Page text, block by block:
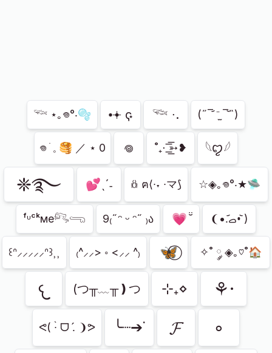
498
𓆝 ⋆｡𖦹°‧🫧 ⦁𖥔 ҁ ˖ 𓆝 ∙. (˶‾᷄ ⁻̫ ‾᷅˵)
𖦹 ׂ 𓈒 🥞 ／ ⋆ 0 ‎𖦹 ˚₊⋅ ͟͟͞͞➳❥ 𓆩ꨄ︎𓆪
❈࿐ 💕ˎˊ˗ 𖢥 ฅ⟨∙˕ ∙マ⟆ ☆◈｡𖦹°‧★🛸
ᶠᶸᶜᵏме𓀐𓂸 9₍˶ᵔ ᵕ ᵔ˶ ₎ა 💗 ̆̈ ❨•.᷄ࡇ•᷅ )
꒰ᐢ⸝⸝⸝⸝⸝ᐢ꒱⸒⸒ ₍^⸝⸝> ◦ <⸝⸝ ^₎ 🦋⃝ ✧˚ ༘ ◈｡♡˚🏠︎
𐔌 (つ╥﹏╥❫つ ⊹₊⋄ ⚘·
ᕙ( ∙̀ ᗜ .́ ❩ᕗ ╰┈➔˙ 𝓕 ∘